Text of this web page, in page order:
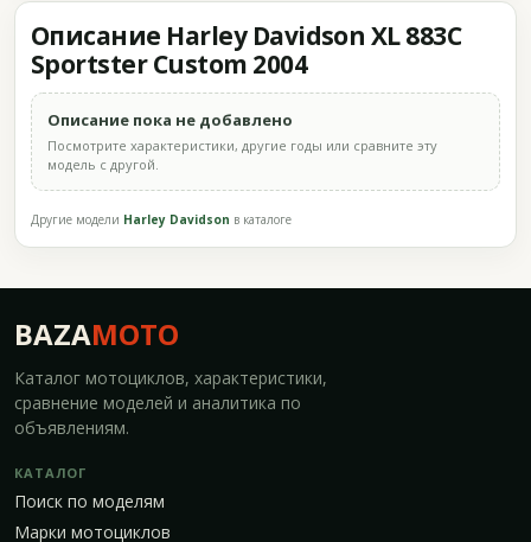
Описание Harley Davidson XL 883C
Sportster Custom 2004
Описание пока не добавлено
Посмотрите характеристики, другие годы или сравните эту
модель с другой.
Другие модели Harley Davidson в каталоге
BAZAMOTO
Каталог мотоциклов, характеристики,
сравнение моделей и аналитика по
объявлениям.
КАТАЛОГ
Поиск по моделям
Марки мотоциклов